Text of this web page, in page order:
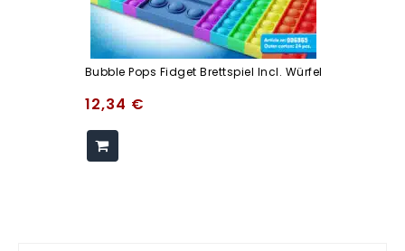
Bubble Pops Fidget Brettspiel Incl. Würfel
12,34 €